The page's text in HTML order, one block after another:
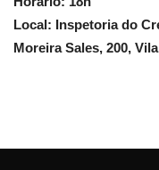
Local: Inspetoria do
Moreira Sales, 200,